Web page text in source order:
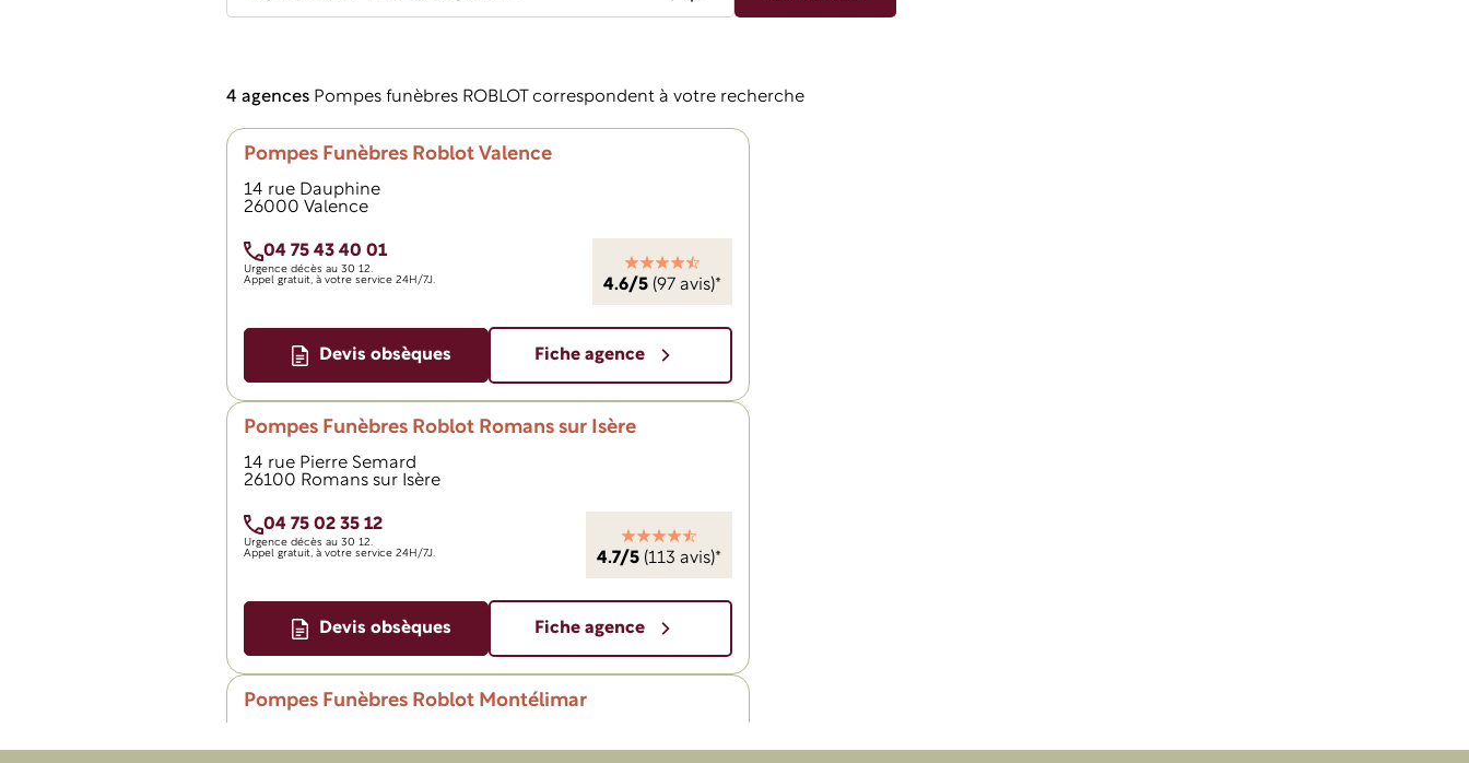
4 agences Pompes funèbres ROBLOT correspondent à votre recherche
Pompes Funèbres Roblot Valence
14 rue Dauphine
26000 Valence
04 75 43 40 01
Urgence décès au 30 12.
Appel gratuit, à votre service 24H/7J.
4.6/5 (97 avis)*
Devis obsèques Fiche agence
Pompes Funèbres Roblot Romans sur Isère
14 rue Pierre Semard
26100 Romans sur Isère
04 75 02 35 12
Urgence décès au 30 12.
Appel gratuit, à votre service 24H/7J.
4.7/5 (113 avis)*
Devis obsèques Fiche agence
Pompes Funèbres Roblot Montélimar
26200 Montélimar